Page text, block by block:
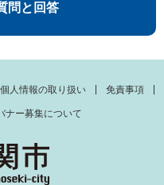
問と回答
個人情報の取り扱い 免責事項
ナー募集について